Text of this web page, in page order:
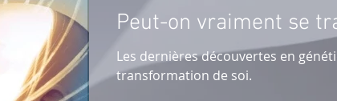
Peut-on vraiment se
Les dernières découvertes en
transformation de soi.